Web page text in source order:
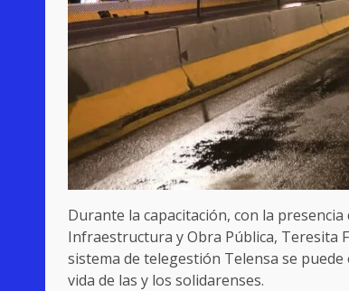
Durante la capacitación, con la
Infraestructura y Obra Pública, Teresita
sistema de telegestión Telensa se
vida de las y los solidarenses.